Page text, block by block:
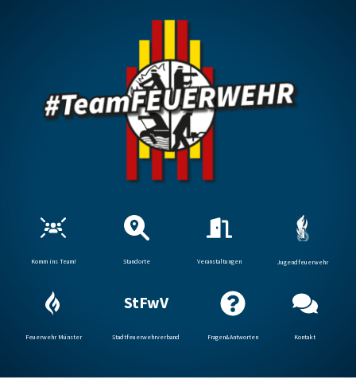
Komm ins Team! Standorte Veranstaltungen Jugendfeuerwehr
Feuerwehr Münster
StFwV
Stadtfeuerwehrverband Fragen&Antworten Kontakt